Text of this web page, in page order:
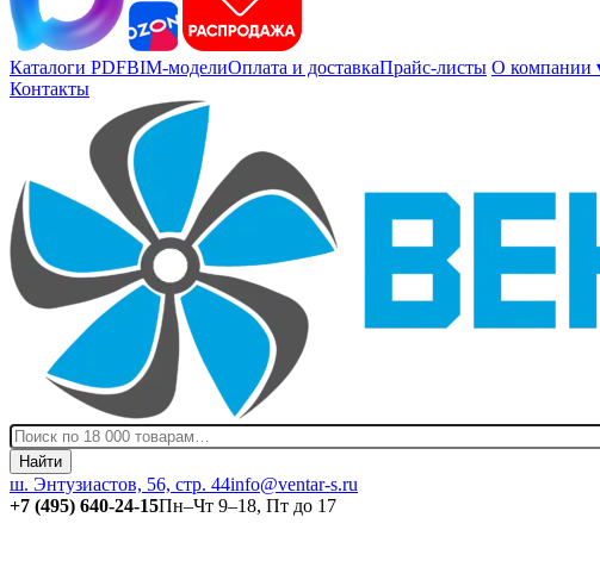
Каталоги PDFBIM-моделиОплата и доставкаПрайс-листы О компании
Контакты
Найти
ш. Энтузиастов, 56, стр. 44info@ventar-s.ru
+7 (495) 640-24-15Пн–Чт 9–18, Пт до 17